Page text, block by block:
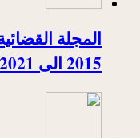
المجلة
2015 الى 2021